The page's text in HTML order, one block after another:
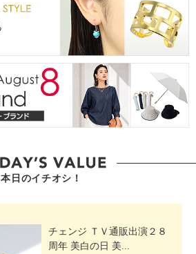
本日のイチオシ！
チェンジ ＴＶ通販出演２８
周年 美白の日 美...